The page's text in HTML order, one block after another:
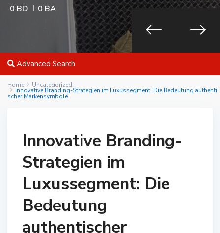
0 BD 0 BA
Advanced Search
Home Uncategorized
Innovative Branding-Strategien im Luxussegment: Die Bedeutung authenti
scher Markensymbole
Innovative Branding-
Strategien im
Luxussegment: Die
Bedeutung
authentischer